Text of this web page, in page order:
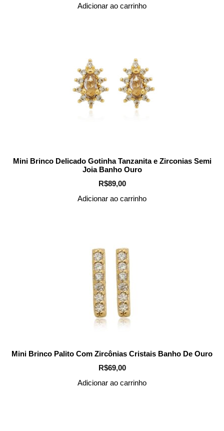
Adicionar ao carrinho
Mini Brinco Delicado Gotinha Tanzanita e Zirconias Semi
Joia Banho Ouro
R$89,00
Adicionar ao carrinho
Mini Brinco Palito Com Zircônias Cristais Banho De Ouro
R$69,00
Adicionar ao carrinho